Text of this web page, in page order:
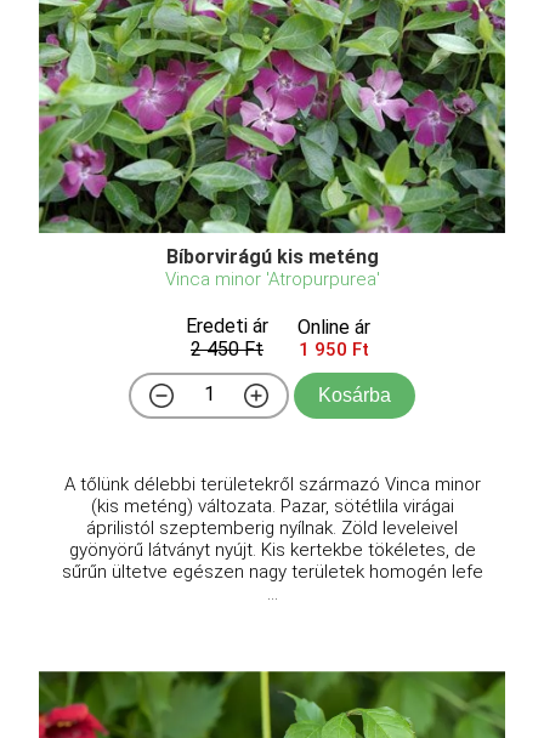
Bíborvirágú kis meténg
Vinca minor 'Atropurpurea'
Eredeti ár
2 450 Ft
Online ár
1 950 Ft
Kosárba
A tőlünk délebbi területekről származó Vinca minor
(kis meténg) változata. Pazar, sötétlila virágai
áprilistól szeptemberig nyílnak. Zöld leveleivel
gyönyörű látványt nyújt. Kis kertekbe tökéletes, de
sűrűn ültetve egészen nagy területek homogén lefe
...